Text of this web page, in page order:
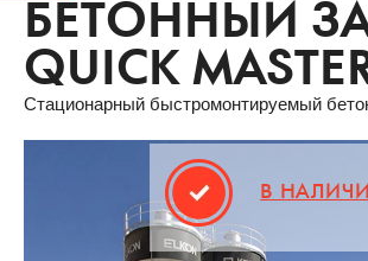
БЕТОННЫЙ
QUICK
Стационарный быстромонтируемый
В